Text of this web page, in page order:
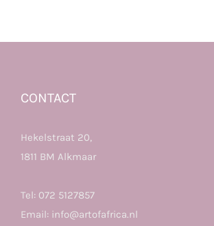
CONTACT
Hekelstraat 20,
1811 BM Alkmaar
Tel: 072 5127857
Email: info@artofafrica.nl